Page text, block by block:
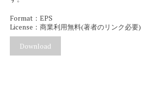
Format：EPS
License：商業利用無料(著者のリンク必要)
Download